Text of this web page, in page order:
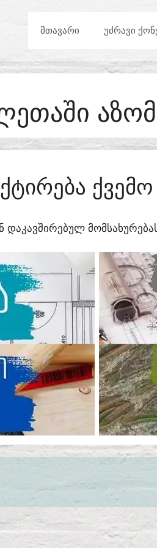
ᲛᲗᲐᲕᲐᲠᲘ ᲣᲫᲠᲐᲕᲘ
ᲓᲐᲙᲐᲕᲨᲘᲠᲔᲑᲣᲚ